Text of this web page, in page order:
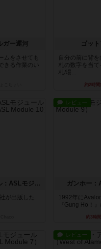
ガー運河
ムをさせても
きる作業のい
ゴット
自分の前に背
札の数字を当
札/場...
約2時間
クロワ・ド・ゲール：ASLモジュール10
が出版した
レビュー
ガンホー：
1992年に
『Gung Ho！
約3時
レビュー